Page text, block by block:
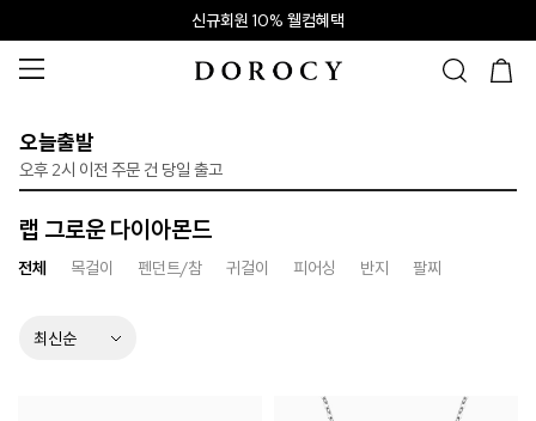
신규회원 10% 웰컴혜택
오늘출발
오후 2시 이전 주문 건 당일 출고
랩 그로운 다이아몬드
전체 목걸이 펜던트/참 귀걸이 피어싱 반지 팔찌